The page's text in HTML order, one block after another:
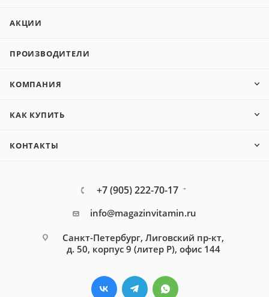
АКЦИИ
ПРОИЗВОДИТЕЛИ
КОМПАНИЯ
КАК КУПИТЬ
КОНТАКТЫ
+7 (905) 222-70-17
info@magazinvitamin.ru
Санкт-Петербург, Лиговский пр-кт,
д. 50, корпус 9 (литер Р), офис 144